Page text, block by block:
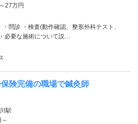
27万円
・問診 ・検査(動作確認、整形外科テスト、
必要な施術について説…
険完備の職場で鍼灸師
駅